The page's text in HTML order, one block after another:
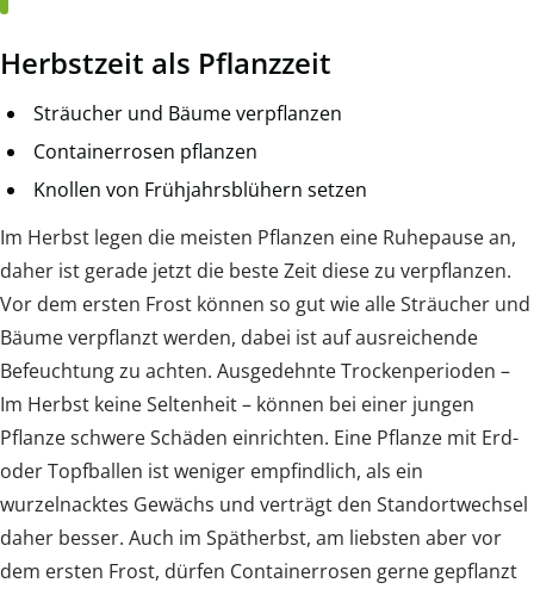
Herbstzeit als Pflanzzeit
Sträucher und Bäume verpflanzen
Containerrosen pflanzen
Knollen von Frühjahrsblühern setzen
Im Herbst legen die meisten Pflanzen eine Ruhepause an,
daher ist gerade jetzt die beste Zeit diese zu verpflanzen.
Vor dem ersten Frost können so gut wie alle Sträucher und
Bäume verpflanzt werden, dabei ist auf ausreichende
Befeuchtung zu achten. Ausgedehnte Trockenperioden –
Im Herbst keine Seltenheit – können bei einer jungen
Pflanze schwere Schäden einrichten. Eine Pflanze mit Erd-
oder Topfballen ist weniger empfindlich, als ein
wurzelnacktes Gewächs und verträgt den Standortwechsel
daher besser. Auch im Spätherbst, am liebsten aber vor
dem ersten Frost, dürfen Containerrosen gerne gepflanzt